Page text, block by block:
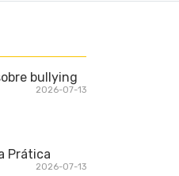
bullying
2026-07-13
Prática
2026-07-13